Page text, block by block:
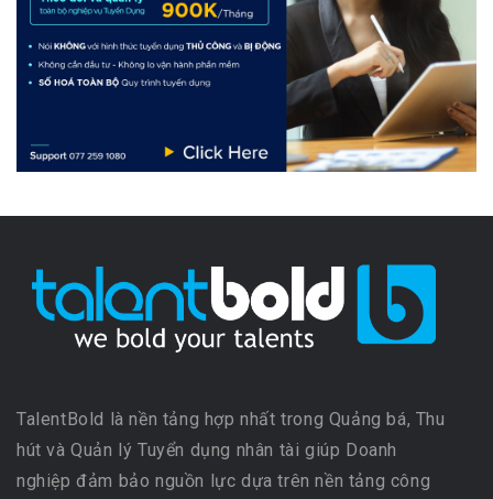
TalentBold là nền tảng hợp nhất trong Quảng bá, Thu
hút và Quản lý Tuyển dụng nhân tài giúp Doanh
nghiệp đảm bảo nguồn lực dựa trên nền tảng công